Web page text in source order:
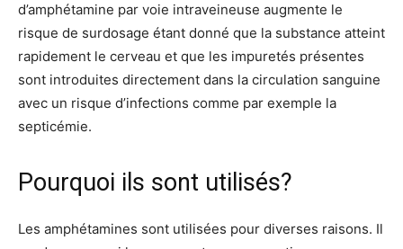
d’amphétamine par voie intraveineuse augmente le
risque de surdosage étant donné que la substance atteint
rapidement le cerveau et que les impuretés présentes
sont introduites directement dans la circulation sanguine
avec un risque d’infections comme par exemple la
septicémie.
Pourquoi ils sont utilisés?
Les amphétamines sont utilisées pour diverses raisons. Il